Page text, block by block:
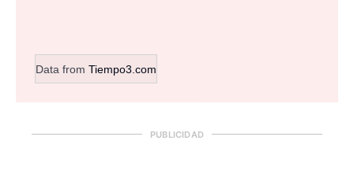
Data from Tiempo3.com
PUBLICIDAD